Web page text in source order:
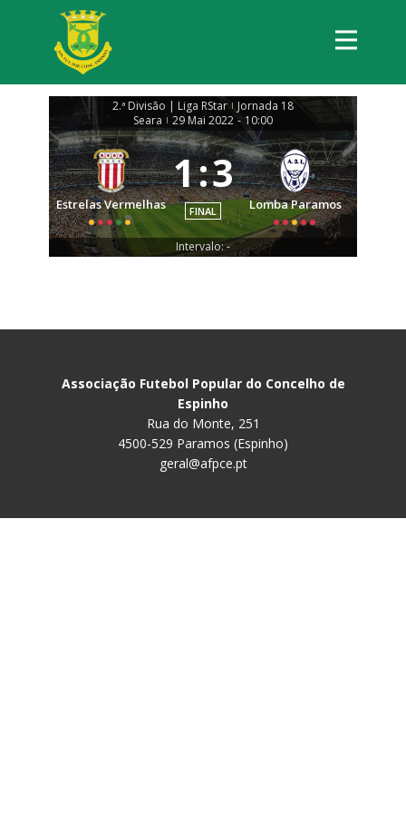
2.ª Divisão | Liga RStar | Jornada 18
Seara | 29 Mai 2022 - 10:00
Estrelas Vermelhas
1:3
FINAL Lomba Paramos
Intervalo: -
Associação Futebol Popular do Concelho de
Espinho
Rua do Monte, 251
4500-529 Paramos (Espinho)
geral@afpce.pt